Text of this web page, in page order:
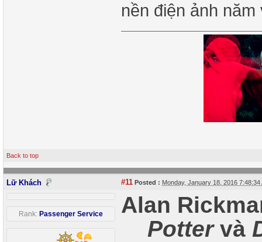
nền điện ảnh
Back to top
Lữ Khách #11 Posted : Monday, January 18, 2016 7:48:34
Rank: Passenger Service
Alan
Potter và